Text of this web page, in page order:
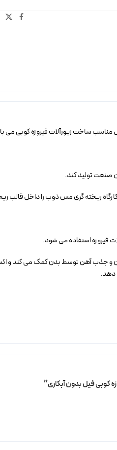
مناسب ساخت زیورآلات فیروزه کوبی می
ریخته گری مس ذوب را داخل قالب
فیروزه استفاده می شود.
و جذب آهن توسط بدن کمک می کند و
دهد.
کوبی فیل بدون آبکاری”